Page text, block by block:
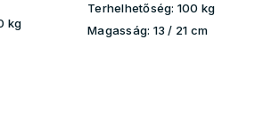
kg
Terhelhetőség: 100 kg
Magasság: 13 / 21 cm